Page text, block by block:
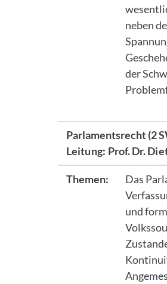
neben
der
Parlamentsrecht(2
Leitung: Prof. Dr.
Themen:
Das
und